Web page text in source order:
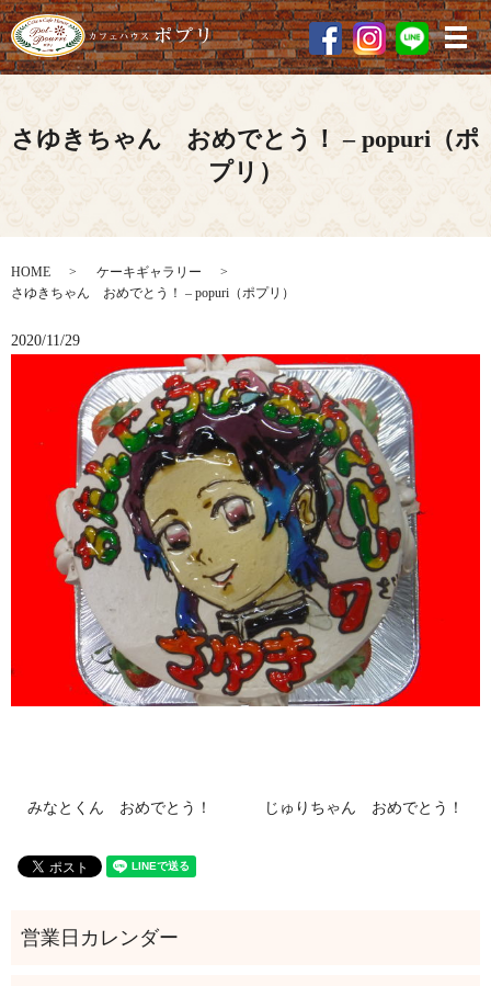
メ
さゆきちゃん おめでとう！ – popuri（ポ
プリ）
HOME
ケーキギャラリー
さゆきちゃん おめでとう！ – popuri（ポプリ）
2020/11/29
みなとくん おめでとう！ じゅりちゃん おめでとう！